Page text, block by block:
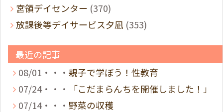
宮領デイセンター (370)
放課後等デイサービス夕凪 (353)
最近の記事
08/01・・・ 親子で学ぼう！性教育
07/24・・・
「こだまらんちを開催しました！」
07/14・・・ 野菜の収穫